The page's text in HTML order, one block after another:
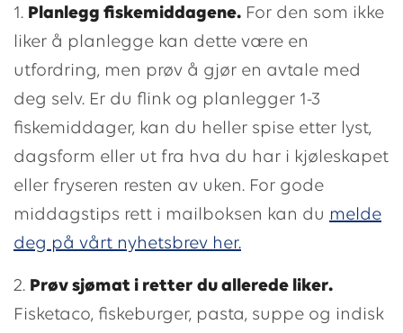
1. Planlegg fiskemiddagene. For den som ikke
liker å planlegge kan dette være en
utfordring, men prøv å gjør en avtale med
deg selv. Er du flink og planlegger 1-3
fiskemiddager, kan du heller spise etter lyst,
dagsform eller ut fra hva du har i kjøleskapet
eller fryseren resten av uken. For gode
middagstips rett i mailboksen kan du melde
deg på vårt nyhetsbrev her.
2. Prøv sjømat i retter du allerede liker.
Fisketaco, fiskeburger, pasta, suppe og indisk